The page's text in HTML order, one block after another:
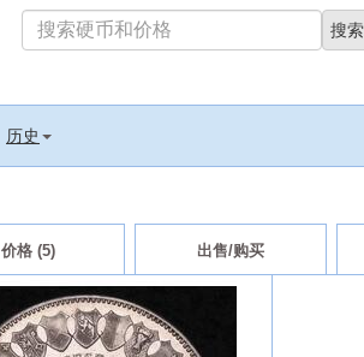
历史
价格 (5) 出售/购买